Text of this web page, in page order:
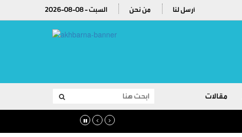
2026-08-08 - السبت من نحن أرسل لنا
مقالات